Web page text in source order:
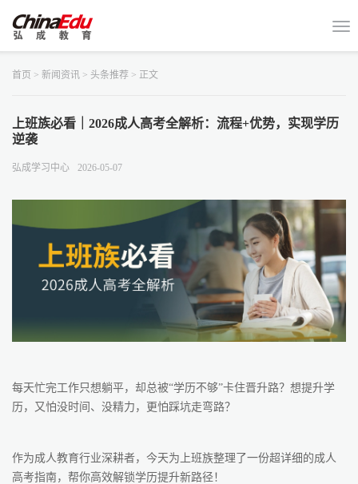
首页 > 新闻资讯 > 头条推荐 > 正文
上班族必看｜2026成人高考全解析：流程+优势，实现学历
逆袭
弘成学习中心 2026-05-07
每天忙完工作只想躺平，却总被“学历不够”卡住晋升路？想提升学
历，又怕没时间、没精力，更怕踩坑走弯路？
作为成人教育行业深耕者，今天为上班族整理了一份超详细的成人
高考指南，帮你高效解锁学历提升新路径！